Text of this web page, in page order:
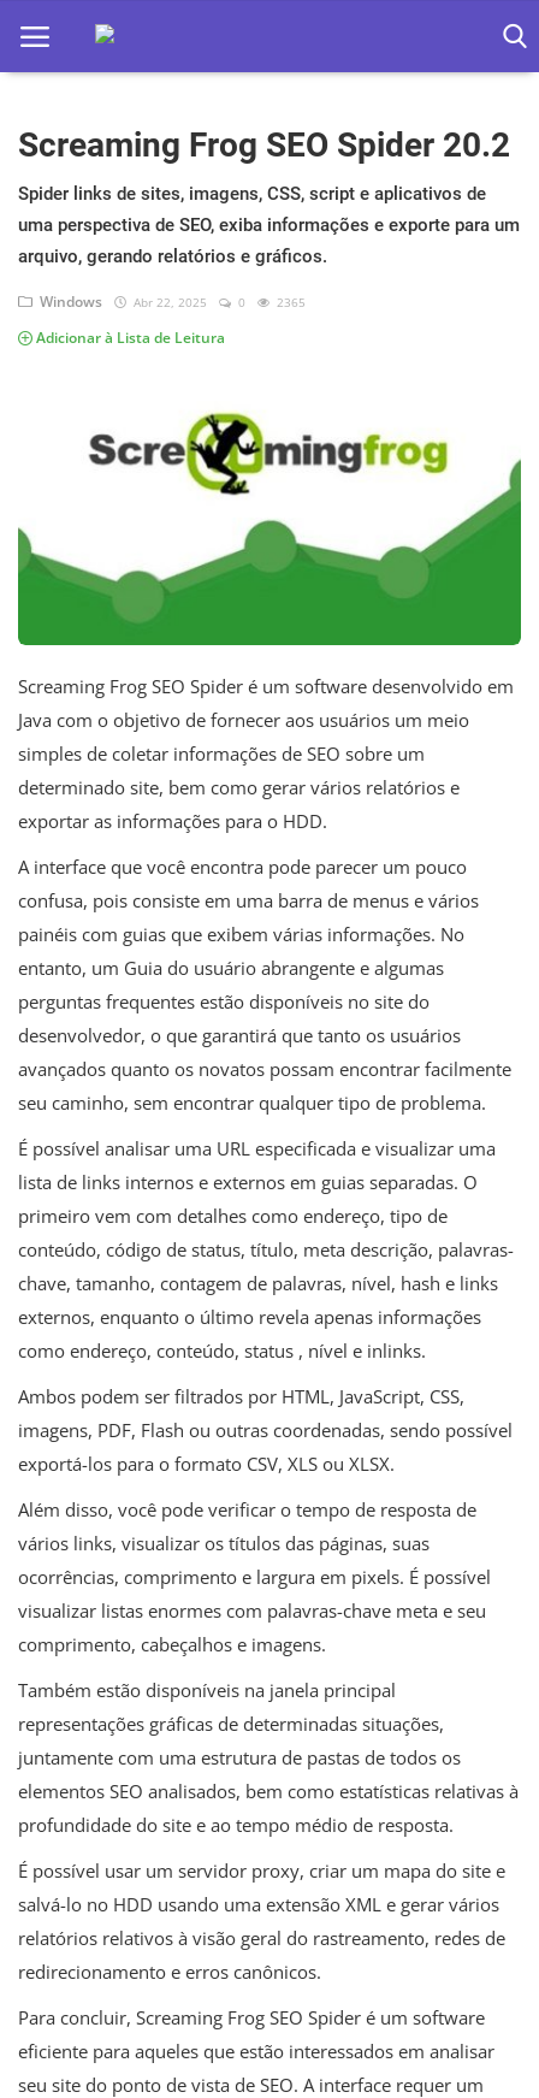
Home
Apps
Ebooks
Games
Web
Jogos hoje na TV
Screaming Frog SEO Spider 20.2
Spider links de sites, imagens, CSS, script e aplicativos de
uma perspectiva de SEO, exiba informações e exporte para um
arquivo, gerando relatórios e gráficos.
Windows Abr 22, 2025 0 2365
Adicionar à Lista de Leitura
Screaming Frog SEO Spider é um software desenvolvido em
Java com o objetivo de fornecer aos usuários um meio
simples de coletar informações de SEO sobre um
determinado site, bem como gerar vários relatórios e
exportar as informações para o HDD.
A interface que você encontra pode parecer um pouco
confusa, pois consiste em uma barra de menus e vários
painéis com guias que exibem várias informações. No
entanto, um Guia do usuário abrangente e algumas
perguntas frequentes estão disponíveis no site do
desenvolvedor, o que garantirá que tanto os usuários
avançados quanto os novatos possam encontrar facilmente
seu caminho, sem encontrar qualquer tipo de problema.
É possível analisar uma URL especificada e visualizar uma
lista de links internos e externos em guias separadas. O
primeiro vem com detalhes como endereço, tipo de
conteúdo, código de status, título, meta descrição, palavras-
chave, tamanho, contagem de palavras, nível, hash e links
externos, enquanto o último revela apenas informações
como endereço, conteúdo, status , nível e inlinks.
Ambos podem ser filtrados por HTML, JavaScript, CSS,
imagens, PDF, Flash ou outras coordenadas, sendo possível
exportá-los para o formato CSV, XLS ou XLSX.
Além disso, você pode verificar o tempo de resposta de
vários links, visualizar os títulos das páginas, suas
ocorrências, comprimento e largura em pixels. É possível
visualizar listas enormes com palavras-chave meta e seu
comprimento, cabeçalhos e imagens.
Também estão disponíveis na janela principal
representações gráficas de determinadas situações,
juntamente com uma estrutura de pastas de todos os
elementos SEO analisados, bem como estatísticas relativas à
profundidade do site e ao tempo médio de resposta.
É possível usar um servidor proxy, criar um mapa do site e
salvá-lo no HDD usando uma extensão XML e gerar vários
relatórios relativos à visão geral do rastreamento, redes de
redirecionamento e erros canônicos.
Para concluir, Screaming Frog SEO Spider é um software
eficiente para aqueles que estão interessados ​​em analisar
seu site do ponto de vista de SEO. A interface requer um